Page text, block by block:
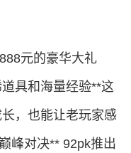
元的豪华大礼
具和海量经验**这
，也能让老玩家感
峰对决** 92pk推出